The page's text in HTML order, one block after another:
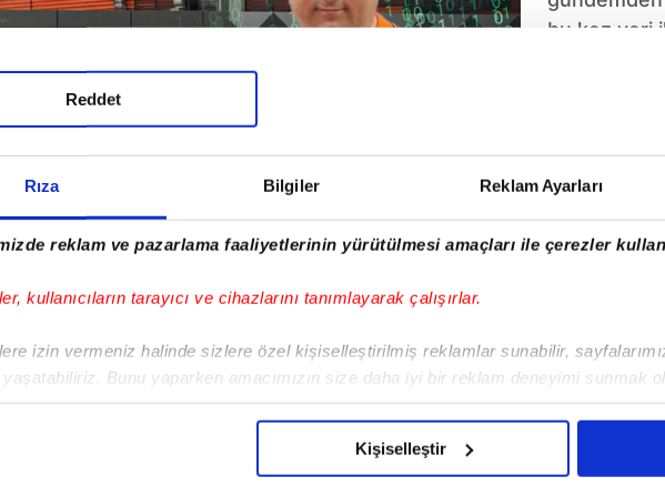
Rıza Bilgiler Reklam Ayarları
reklam ve pazarlama faaliyetlerinin yürütülmesi amaçları ile çerezler
kullanıcıların tarayıcı ve cihazlarını tanımlayarak çalışırlar.
izin vermeniz halinde sizlere özel kişiselleştirilmiş reklamlar sunabilir,
Bunu yaparken amacımızın size daha iyi bir reklam deneyimi sunmak
adına elimizden gelen çabayı gösterdiğimizi ve bu noktada, reklamların
Reddet
Kişiselleştir
bu kez veri
KVKK’nın
şirketine
çalışanın
ve sipariş